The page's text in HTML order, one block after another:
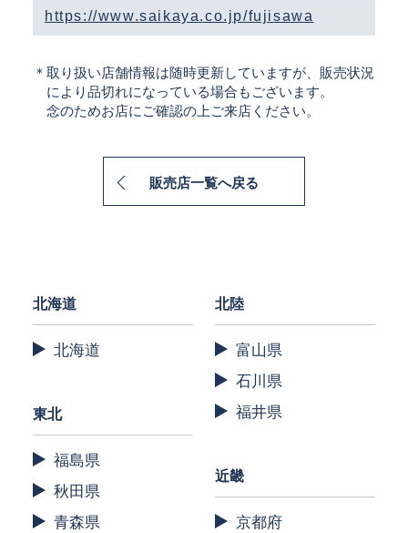
https://www.saikaya.co.jp/fujisawa
＊取り扱い店舗情報は随時更新していますが、販売状況
により品切れになっている場合もございます。
念のためお店にご確認の上ご来店ください。
販売店一覧へ戻る
北海道
北海道
東北
福島県
秋田県
青森県
北陸
富山県
石川県
福井県
近畿
京都府